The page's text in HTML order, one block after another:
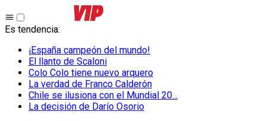
Es tendencia:
¡España campeón del mundo!
El llanto de Scaloni
Colo Colo tiene nuevo arquero
La verdad de Franco Calderón
Chile se ilusiona con el Mundial 20...
La decisión de Darío Osorio